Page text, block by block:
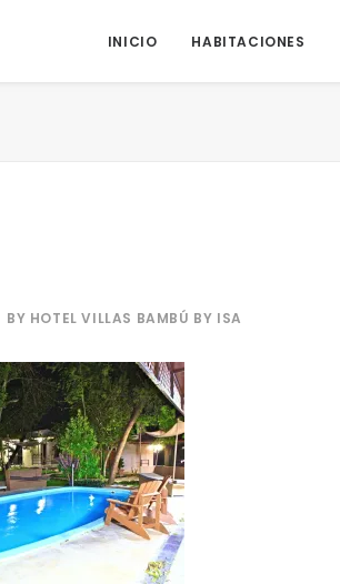
INICIO HABITACIONES
BY HOTEL VILLAS BAMBÚ BY ISA